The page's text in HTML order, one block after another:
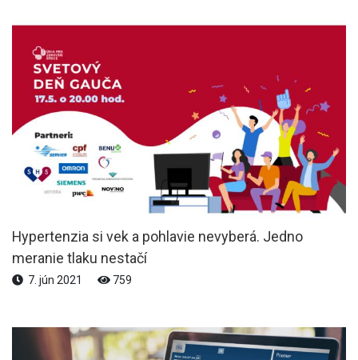
Hypertenzia si vek a pohlavie nevyberá. Jedno
meranie tlaku nestačí
7. jún 2021 759